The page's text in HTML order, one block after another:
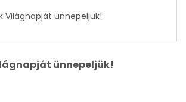
ünnepeljük!